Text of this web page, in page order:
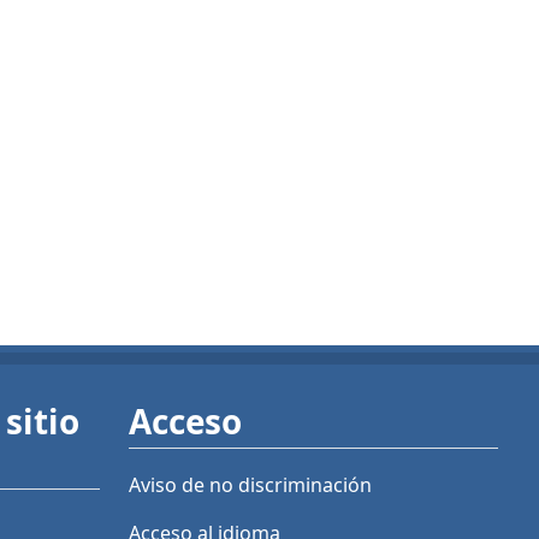
Acceso
Aviso de no discriminación
Acceso al idioma